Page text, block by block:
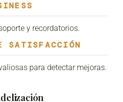
y recordatorios.
SATISFACCIÓN
para detectar mejoras.